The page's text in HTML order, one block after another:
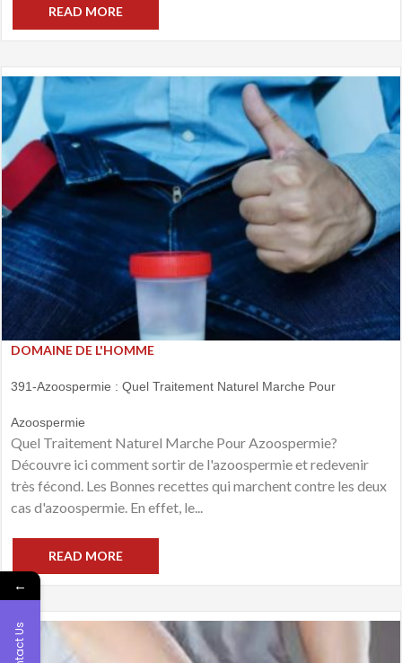
READ MORE
DOMAINE DE L'HOMME
391-Azoospermie : Quel Traitement Naturel Marche Pour
Azoospermie
Quel Traitement Naturel Marche Pour Azoospermie?
Découvre ici comment sortir de l'azoospermie et redevenir
très fécond. Les Bonnes recettes qui marchent contre les deux
cas d'azoospermie. En effet, le...
READ MORE
←